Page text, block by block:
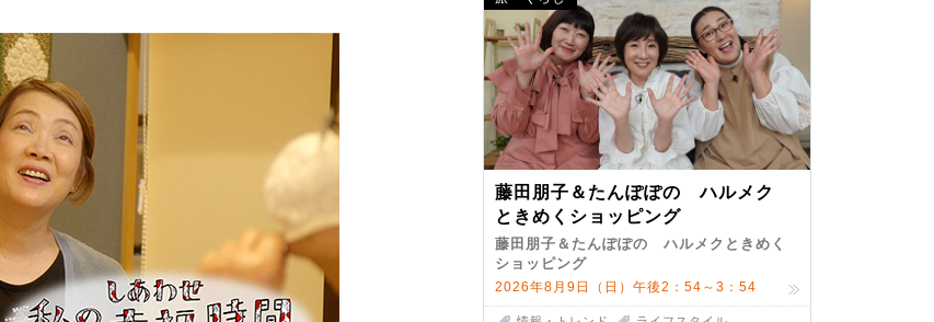
藤田朋子＆たんぽぽの ハルメク
ときめくショッピング
藤田朋子＆たんぽぽの ハルメクときめく
ショッピング
2026年8月9日（日）午後2：54～3：54